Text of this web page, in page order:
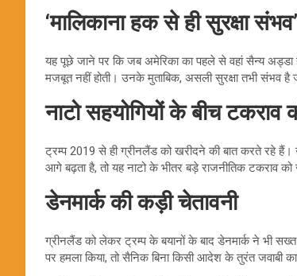
‘मालिकाना हक से ही सुरक्षा संभव’
यह पूछे जाने पर कि जब अमेरिका का पहले से वहां सैन्य अड्डा
मजबूत नहीं होती। उनके मुताबिक, असली सुरक्षा तभी संभव है
नाटो सहयोगियों के बीच
ट्रम्प 2019 से ही ग्रीनलैंड को खरीदने की बात करते रहे
आगे बढ़ता है, तो यह नाटो के भीतर बड़े राजनीतिक टकराव
डेनमार्क की कड़ी चेतावनी
ग्रीनलैंड को लेकर ट्रम्प के बयानों के बाद डेनमार्क ने भी
पर हमला किया, तो सैनिक बिना किसी आदेश के तुरंत जवाबी